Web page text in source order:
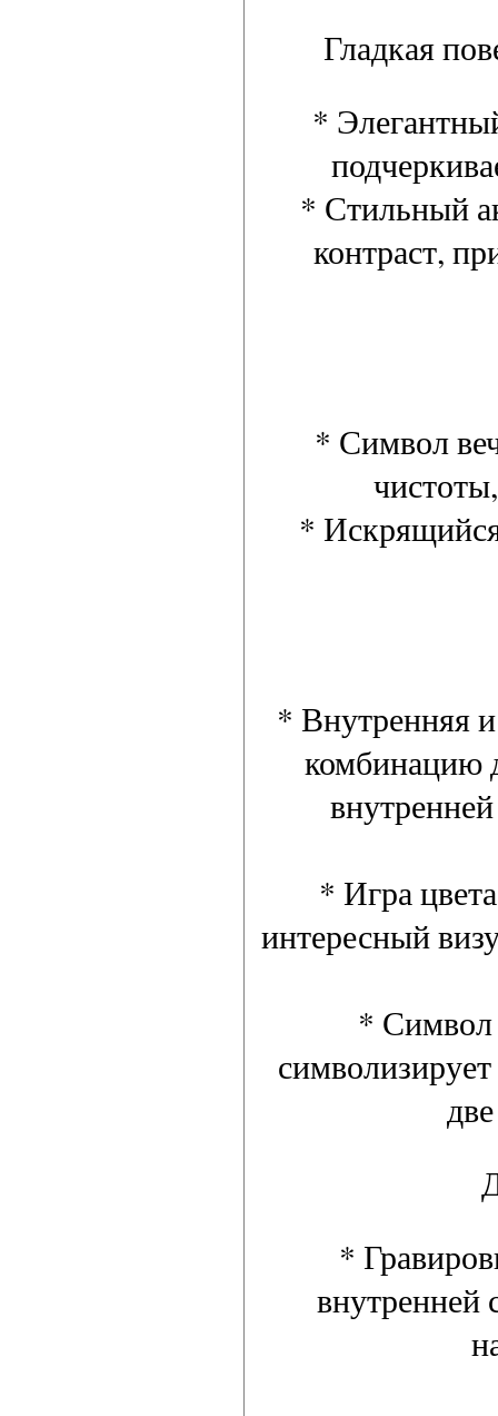
Гладкая
*
* Стильный
контраст,
* Символ
*
* Внутренняя
комбинацию
* Игра
интересный
* Символ
*
внутренней